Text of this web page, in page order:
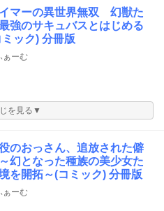
マーの異世界無双 幻獣た
強のサキュバスとはじめる
ック) 分冊版
ぁーむ
を見る▼
のおっさん、追放された僻
幻となった種族の美少女た
を開拓～(コミック) 分冊版
ぁーむ